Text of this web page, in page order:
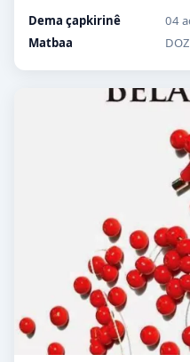
Dema çapkirinê
04
Matbaa
DOZ